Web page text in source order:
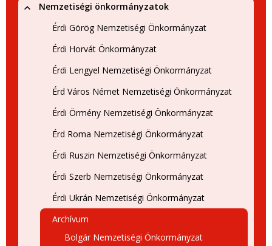
Nemzetiségi önkormányzatok
Érdi Görög Nemzetiségi Önkormányzat
Érdi Horvát Önkormányzat
Érdi Lengyel Nemzetiségi Önkormányzat
Érd Város Német Nemzetiségi Önkormányzat
Érdi Örmény Nemzetiségi Önkormányzat
Érd Roma Nemzetiségi Önkormányzat
Érdi Ruszin Nemzetiségi Önkormányzat
Érdi Szerb Nemzetiségi Önkormányzat
Érdi Ukrán Nemzetiségi Önkormányzat
Archívum
Bolgár Nemzetiségi Önkormányzat